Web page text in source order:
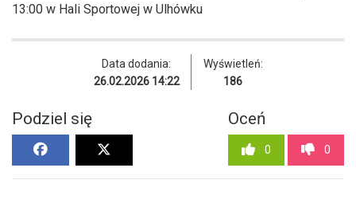
13:00 w Hali Sportowej w Ulhówku
Data dodania:
26.02.2026 14:22
Wyświetleń:
186
Podziel się Oceń
0 0